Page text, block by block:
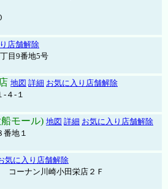
店舗解除
目9番地5号
地図 詳細 お気に入り店舗解除
-４-１
モール) 地図 詳細 お気に入り店舗解除
番地１
気に入り店舗解除
コーナン川崎小田栄店２Ｆ